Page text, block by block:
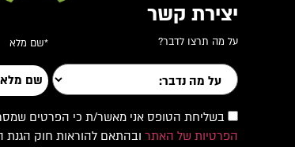
יצירת קשר
על מה תרצו לדבר? *שם מלא
בשליחת הטופס אני מאשר/ת כי הפרטים
הפרטיות של האתר ובהתאם להוראות חוק הגנת הפרטיות,